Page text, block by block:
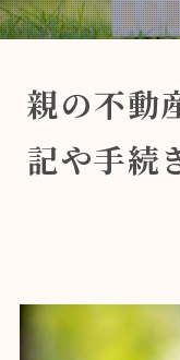
親の不動
記や手続